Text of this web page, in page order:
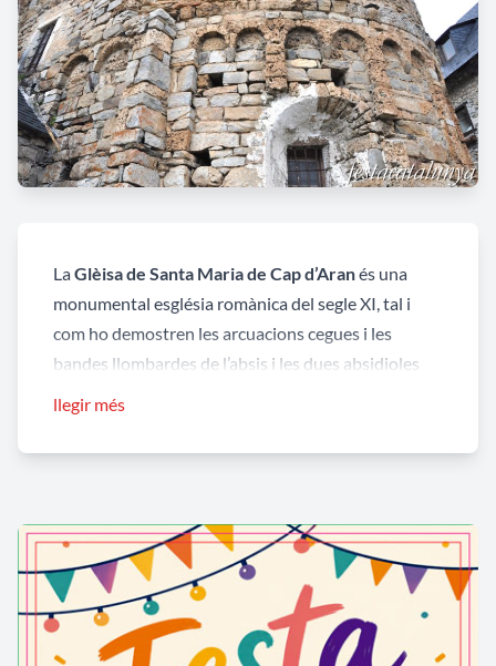
LaGlèisa de Santa Maria de Cap d’Aranés una
monumental església romànica del segle XI, tal i
com ho demostren les arcuacions cegues i les
bandes llombardes de l’absis i les dues absidioles
sostinguda en uns pilars quadrats. La planta
centímetres de la Mare de Diu de Cap d’Aran.
Aquesta fou destruïda el 1936, de manera que tot
el conjunt identificatiu de l’església s’ha perdut, tal i
com les pintures murals romàniques, avui al museu
llegir més